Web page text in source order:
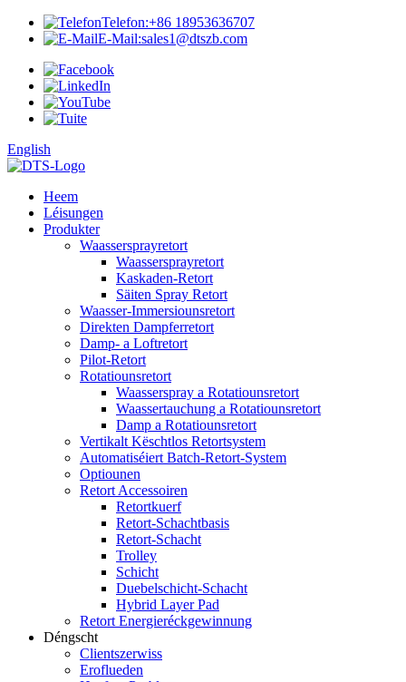
Telefon:+86 18953636707
E-Mail:sales1@dtszb.com
English
Heem
Léisungen
Produkter
Waassersprayretort
Waassersprayretort
Kaskaden-Retort
Säiten Spray Retort
Waasser-Immersiounsretort
Direkten Dampferretort
Damp- a Loftretort
Pilot-Retort
Rotatiounsretort
Waasserspray a Rotatiounsretort
Waassertauchung a Rotatiounsretort
Damp a Rotatiounsretort
Vertikalt Këschtlos Retortsystem
Automatiséiert Batch-Retort-System
Optiounen
Retort Accessoiren
Retortkuerf
Retort-Schachtbasis
Retort-Schacht
Trolley
Schicht
Duebelschicht-Schacht
Hybrid Layer Pad
Retort Energieréckgewinnung
Déngscht
Clientszerwiss
Eroflueden